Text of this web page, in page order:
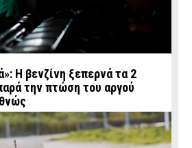
Η βενζίνη ξεπερνά τα 2
την πτώση του αργού